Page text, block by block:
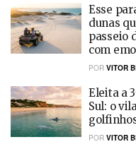
Esse
dunas
passeio
com
POR VITOR
Eleita a
Sul: o
POR VITOR